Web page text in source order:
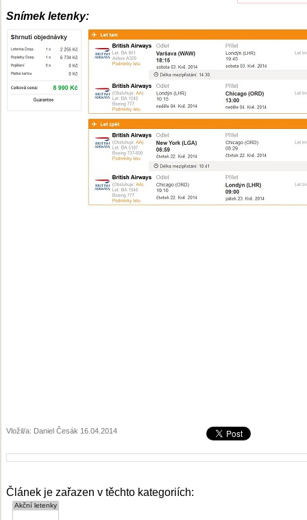
Snímek letenky:
Vložil/a: Daniel Česák 16.04.2014
Článek je zařazen v těchto kategoriích: